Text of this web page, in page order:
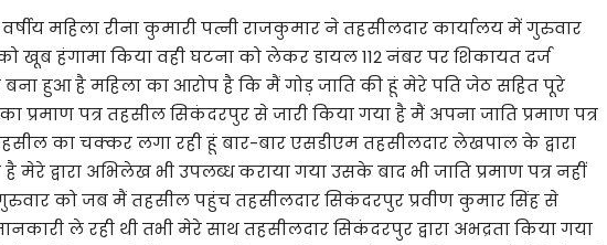
महिला रीना कुमारी पत्नी राजकुमार ने तहसीलदार कार्यालय में गुरुवार
खूब हंगामा किया वही घटना को लेकर डायल 112 नंबर पर शिकायत दर्ज
बना हुआ है महिला का आरोप है कि मैं गोड़ जाति की हूं मेरे पति जेठ सहित पूरे
का प्रमाण पत्र तहसील सिकंदरपुर से जारी किया गया है मैं अपना जाति प्रमाण पत्र
का चक्कर लगा रही हूं बार-बार एसडीएम तहसीलदार लेखपाल के द्वारा
मेरे द्वारा अभिलेख भी उपलब्ध कराया गया उसके बाद भी जाति प्रमाण पत्र नहीं
गुरुवार को जब मैं तहसील पहुंच तहसीलदार सिकंदरपुर प्रवीण कुमार सिंह से
ले रही थी तभी मेरे साथ तहसीलदार सिकंदरपुर द्वारा अभद्रता किया गया